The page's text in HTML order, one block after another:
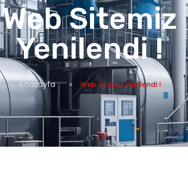
Web Sitemiz
Yenilendi !
Anasayfa Web Sitemiz Yenilendi !